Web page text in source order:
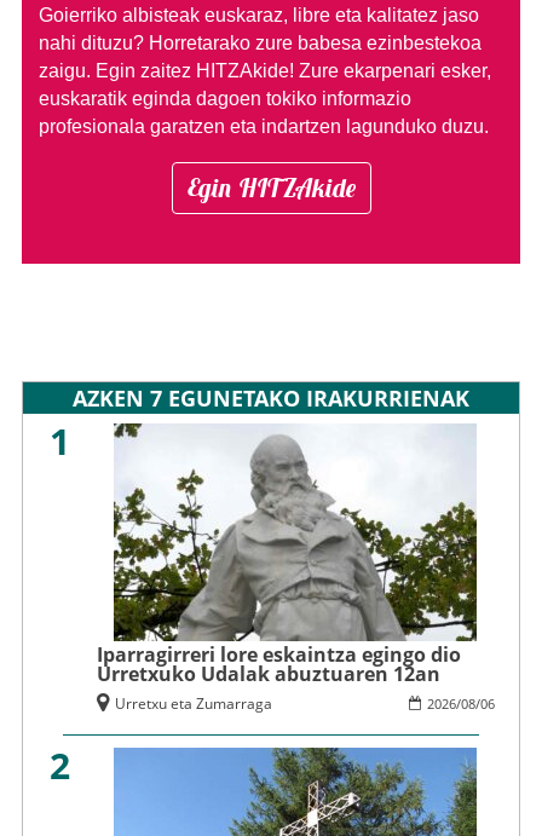
Goierriko albisteak euskaraz, libre eta kalitatez jaso
nahi dituzu? Horretarako zure babesa ezinbestekoa
zaigu. Egin zaitez HITZAkide! Zure ekarpenari esker,
euskaratik eginda dagoen tokiko informazio
profesionala garatzen eta indartzen lagunduko duzu.
Egin HITZAkide
AZKEN 7 EGUNETAKO IRAKURRIENAK
1
Iparragirreri lore eskaintza egingo dio
Urretxuko Udalak abuztuaren 12an
2026/08/06
Urretxu eta Zumarraga
2